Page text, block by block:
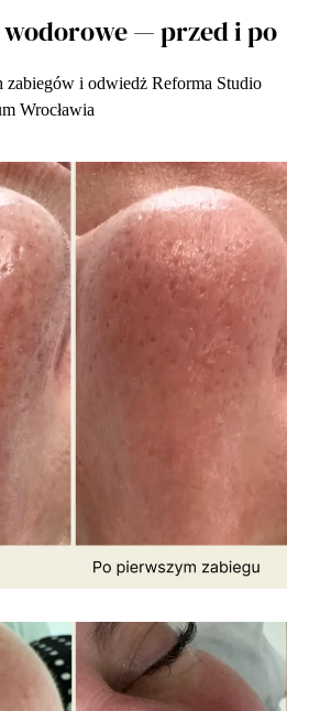
wodorowe — przed i po
zabiegów i odwiedż Reforma Studio
Wrocławia